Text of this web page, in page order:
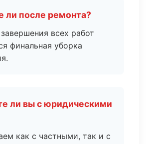
ли после ремонта?
всех работ
финальная уборка
ли вы с юридическими
как с частными, так и с